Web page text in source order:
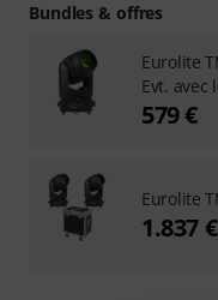
Bundles & offres
Eurolite
Evt. avec
579 €
Eurolite
1.837 €